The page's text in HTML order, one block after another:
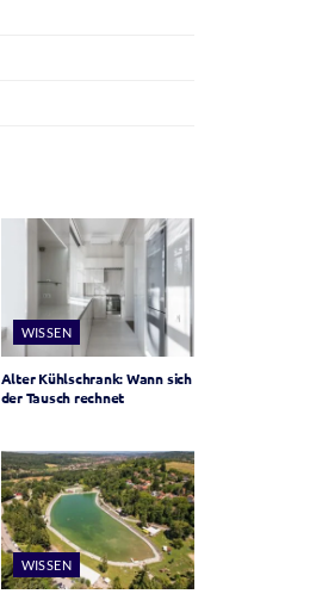
WISSEN
Alter Kühlschrank: Wann sich
der Tausch rechnet
WISSEN